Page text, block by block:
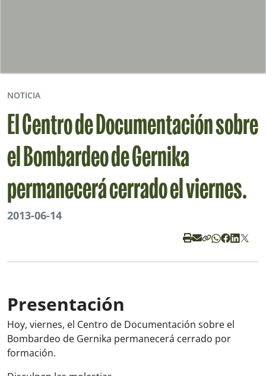
NOTICIA
El Centro de Documentación sobre
el Bombardeo de Gernika
permanecerá cerrado el viernes.
2013-06-14
Presentación
Hoy, viernes, el Centro de Documentación sobre el
Bombardeo de Gernika permanecerá cerrado por
formación.